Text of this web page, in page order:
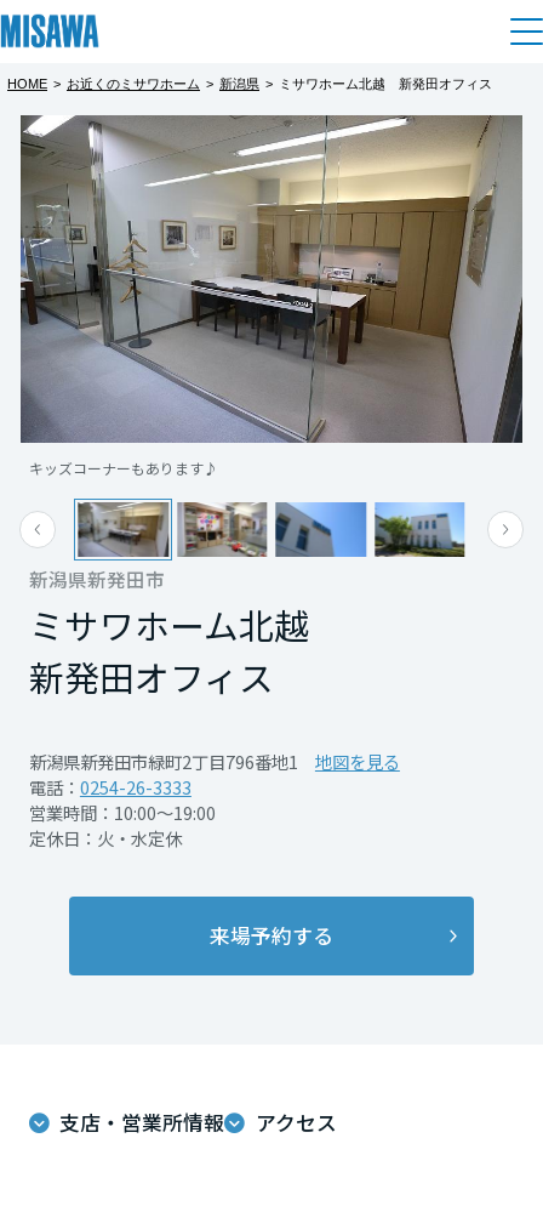
住まい
建てる [注文住宅]
商品ラインアップ
デザイン
テクノロジー（住まいの性能）
建築事例・建築実例
デザイナーズギャラリー
インテリア
住まいづくりガイド
買う
中古住宅検索
スムストック検索
土地活用
個人のお客さま
賃貸住宅
賃貸併用住宅
店舗・各種施設
土地活用モデルルーム見学
土地活用実例
法人のお客さま
社宅建築
医療・介護・子育て・障がい福祉施設
これから土地活用・賃貸経営をご検討の方
土地活用の基礎から長期安定経営を目指すオーナー様まで、賃貸経営
リフォーム
戸建て・マンション
ミサワリフォームとは
リフォームの流れ
リフォームメニュー
リフォーム事例
事業用
ホテル・旅館リフォーム
ホームラウンジ リフォーム
まちづくり
複合開発・投資開発
複合開発事業（ASMACI-アスマチ-）
再開発・官民連携事業
分譲マンション開発事業
収益不動産・投資開発事業
事業用売買
オーナーサポート
サポートメニュー
住まいるりんぐ（ロングサポート）
保証制度
アフターメンテナンス
ミサワリフォーム
ご相談窓口
お客様センター
ツや、ミサワホームからの大切なお知らせなど配信しています。
企 業・IR情報
企業・IR
ニュース
ミサワホームグループ
IR情報
展示場・イベント情報
カタログ請求
住まいのご相談
HOME > お近くのミサワホーム > 新潟県 > ミサワホーム北越 新発田オフィス
新潟県新発田市
ミサワホーム北越
新発田オフィス
新潟県新発田市緑町2丁目796番地1
地図を見る
電話： 0254-26-3333
営業時間：10:00～19:00
定休日：火・水定休
来場予約する
キッズコーナーもあります♪
支店・営業所情報 アクセス
都道府県を選択
北海道
北海道
青森県
岩手県
宮城県
山形県
福島県
関東
栃木県